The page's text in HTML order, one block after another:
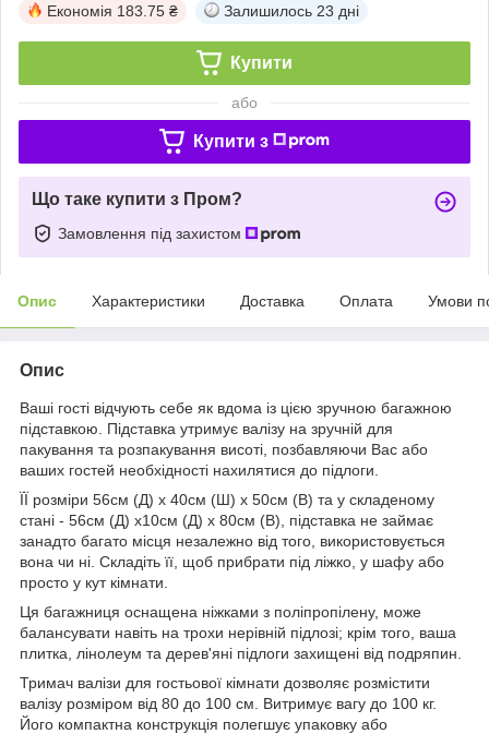
Економія 183.75 ₴ Залишилось 23 дні
Купити
або
Купити з
Що таке купити з Пром?
Замовлення під захистом
Опис Характеристики Доставка Оплата Умови
Опис
Ваші гості відчують себе як вдома із цією зручною багажною
підставкою. Підставка утримує валізу на зручній для
пакування та розпакування висоті, позбавляючи Вас або
ваших гостей необхідності нахилятися до підлоги.
ЇЇ розміри 56см (Д) x 40см (Ш) x 50см (В) та у складеному
стані - 56см (Д) x10см (Д) x 80см (В), підставка не займає
занадто багато місця незалежно від того, використовується
вона чи ні. Складіть її, щоб прибрати під ліжко, у шафу або
просто у кут кімнати.
Ця багажниця оснащена ніжками з поліпропілену, може
балансувати навіть на трохи нерівній підлозі; крім того, ваша
плитка, лінолеум та дерев'яні підлоги захищені від подряпин.
Тримач валізи для гостьової кімнати дозволяє розмістити
валізу розміром від 80 до 100 см. Витримує вагу до 100 кг.
Його компактна конструкція полегшує упаковку або